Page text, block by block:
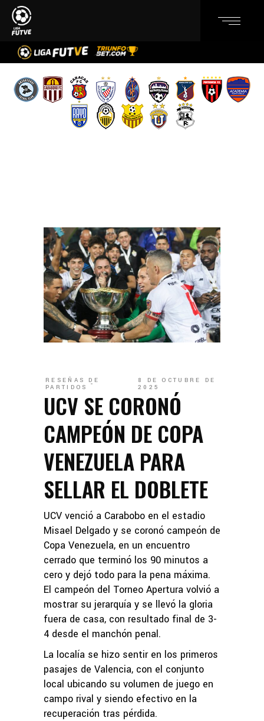
RESEÑAS DE
PARTIDOS
8 DE OCTUBRE DE
2025
UCV SE CORONÓ
CAMPEÓN DE COPA
VENEZUELA PARA
SELLAR EL DOBLETE
UCV venció a Carabobo en el estadio
Misael Delgado y se coronó campeón de
Copa Venezuela, en un encuentro
cerrado que terminó los 90 minutos a
cero y dejó todo para la pena máxima.
El campeón del Torneo Apertura volvió a
mostrar su jerarquía y se llevó la gloria
fuera de casa, con resultado final de 3-
4 desde el manchón penal.
La localía se hizo sentir en los primeros
pasajes de Valencia, con el conjunto
local ubicando su volumen de juego en
campo rival y siendo efectivo en la
recuperación tras pérdida.